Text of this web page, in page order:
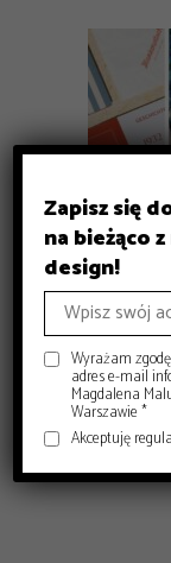
Gdzie zjeść w
Michelin Guide
Czy sushi
Jak
Zapisz się
na bieżąco
design!
Wyrażam
adres e-mail
Magdalena
Warszawie *
Akceptuję